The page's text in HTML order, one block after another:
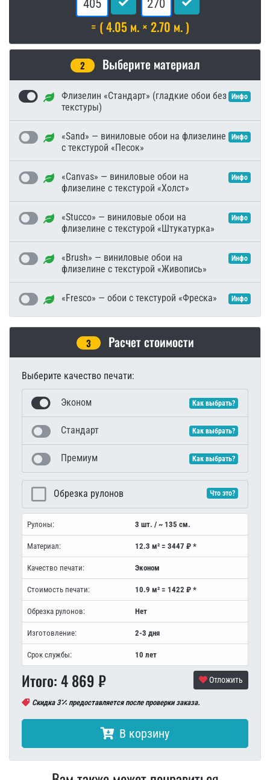
= ( 4.05 м. × 2.70 м. )
2 Выберите материал
Флизелин «Стандарт» (гладкие обои без
текстуры)
Инфо
«Sand» — виниловые обои на флизелине
с текстурой «Песок»
Инфо
«Canvas» — виниловые обои на
флизелине с текстурой «Холст»
Инфо
«Stucco» — виниловые обои на
флизелине с текстурой «Штукатурка»
Инфо
«Brush» — виниловые обои на
флизелине с текстурой «Живопись»
Инфо
«Fresco» — обои с текстурой «Фреска» Инфо
3 Расчет стоимости
Выберите качество печати:
Эконом Как выбрать?
Стандарт Как выбрать?
Премиум Как выбрать?
Обрезка рулонов Что это?
Рулоны: 3 шт. / ~ 135 см.
Материал: 12.3 м² = 3447 ₽ *
Качество печати: Эконом
Стоимость печати: 10.9 м² = 1422 ₽ *
Обрезка рулонов: Нет
Изготовление: 2-3 дня
Срок службы: 10 лет
Итого:4 869₽ Отложить
Скидка 3 предоставляется после проверки заказа.
В корзину